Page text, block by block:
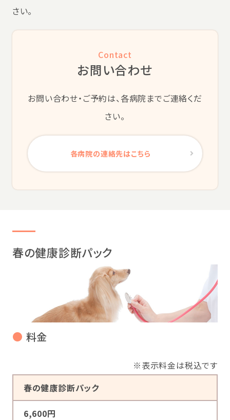
さい。
Contact
お問い合わせ
お問い合わせ・ご予約は、各病院までご連絡くだ
さい。
各病院の連絡先はこちら
春の健康診断パック
● 料金
※表示料金は税込です
春の健康診断パック
6,600円